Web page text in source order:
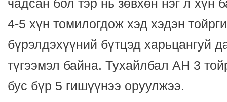
чадсан бол тэр нь зөвхөн нэг л
4-5 хүн томилогдож хэд хэдэн
бүрэлдэхүүний бүтцэд харьцангуй
түгээмэл байна. Тухайлбал АН 3
бус бүр 5 гишүүнээ оруулжээ.